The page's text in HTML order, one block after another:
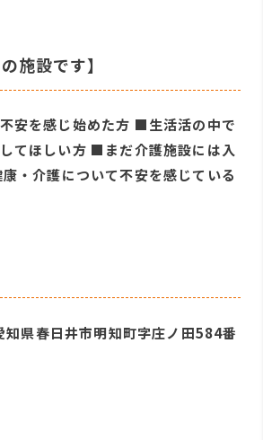
施設です】
安を感じ始めた方 ■生活活の中で
てほしい方 ■まだ介護施設には入
・介護について不安を感じている
県春日井市明知町字庄ノ田584番